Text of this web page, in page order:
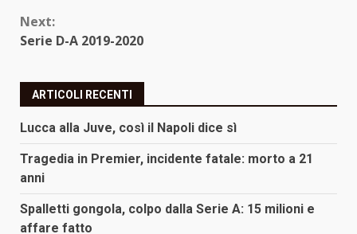
Next:
Serie D-A 2019-2020
ARTICOLI RECENTI
Lucca alla Juve, così il Napoli dice sì
Tragedia in Premier, incidente fatale: morto a 21
anni
Spalletti gongola, colpo dalla Serie A: 15 milioni e
affare fatto